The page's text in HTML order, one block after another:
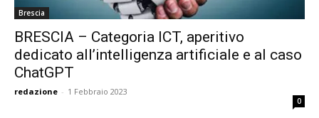
Brescia
BRESCIA – Categoria ICT, aperitivo
dedicato all’intelligenza artificiale e al caso
ChatGPT
redazione - 1 Febbraio 2023
0